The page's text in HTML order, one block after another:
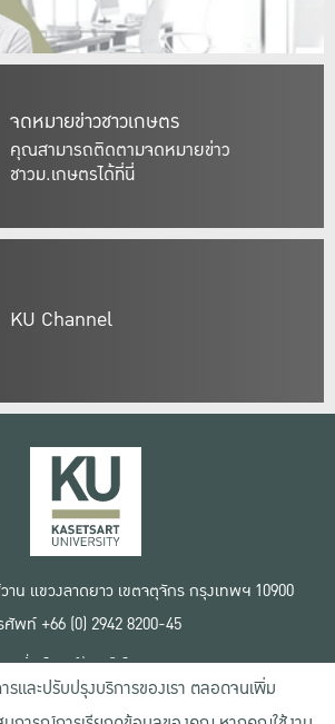
จดหมายข่าวชาวเกษตร
คุณสามารถติดตามจดหมายข่าว
ชาวม.เกษตรได้ที่นี่
KU Channel
าน แขวงลาดยาว เขตจตุจักร กรุงเทพฯ 10900
ศัพท์ +66 (0) 2942 8200-45
เงื่อนไขการใช้งานเว็บไซต์
ข้อตกลงด้านสิทธิ์ใช้งาน
นโยบายความเป็นส่วนตัว
รและปรับปรุงบริการของเรา ตลอดจนเพิ่ม